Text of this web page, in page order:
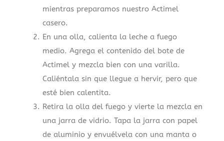
mientras preparamos nuestro Actimel
casero.
En una olla, calienta la leche a fuego
medio. Agrega el contenido del bote de
Actimel y mezcla bien con una varilla.
Caliéntala sin que llegue a hervir, pero que
esté bien calentita.
Retira la olla del fuego y vierte la mezcla en
una jarra de vidrio. Tapa la jarra con papel
de aluminio y envuélvela con una manta o